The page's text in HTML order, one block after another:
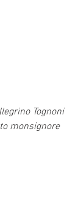
Tognoni
monsignore